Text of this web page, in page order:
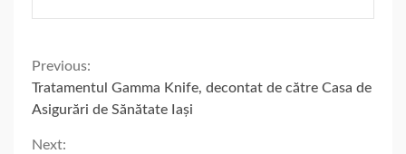
Continue
Reading
Previous:
Tratamentul Gamma Knife, decontat de către Casa de
Asigurări de Sănătate Iași
Next: